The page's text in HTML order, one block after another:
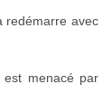
redémarre avec
est menacé par